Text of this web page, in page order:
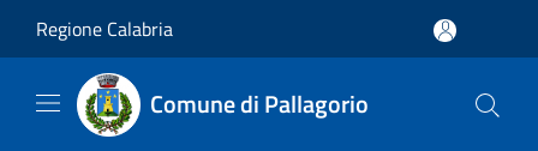
Regione Calabria
Comune di Pallagorio